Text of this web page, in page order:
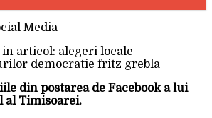
Media
in articol: alegeri locale
democratie fritz grebla
din postarea de Facebook a lui
al Timisoarei.